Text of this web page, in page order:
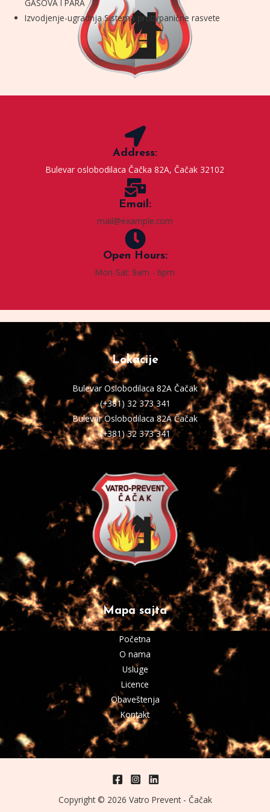
GASOVA I PARA
Izvodjenje-ugradnja Sistema protivpanične rasvete
Address:
Bulevar oslobodilaca Čačka 82A, Čačak 32102
Email:
mail@example.com
Open Hours:
Mon-Sat: 9am - 6pm
Lokacije
Bulevar Oslobodilaca 82A Čačak
(+381) 32 373 341
Bulevar Oslobodilaca 82A Čačak
(+381) 32 373 341
Mapa sajta
Početna
O nama
Usluge
Licence
Obaveštenja
Kontakt
Copyright © 2026 Vatro Prevent - Čačak